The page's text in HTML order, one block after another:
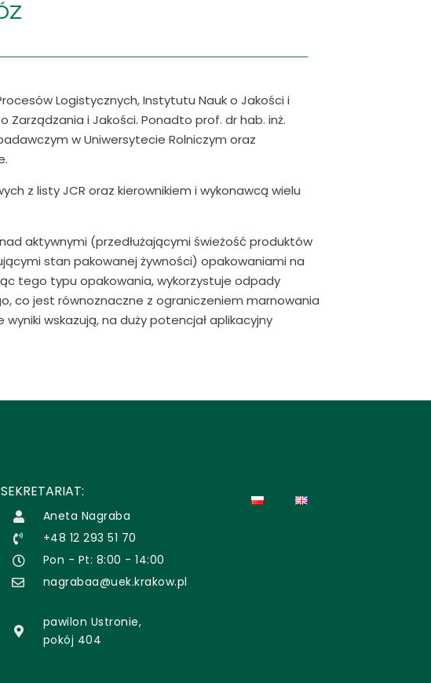
Logistycznych, Instytutu Nauk o Jakości i
Zarządzania i Jakości. Ponadto prof. dr hab. inż.
w Uniwersytecie Rolniczym oraz
z listy JCR oraz kierownikiem i wykonawcą wielu
aktywnymi (przedłużającymi świeżość produktów
stan pakowanej żywności) opakowaniami na
tego typu opakowania, wykorzystuje odpady
co jest równoznaczne z ograniczeniem marnowania
wskazują, na duży potencjał aplikacyjny
SEKRETARIAT:
Aneta Nagraba
+48 12 293 51 70
Pon - Pt: 8:00 - 14:00
nagrabaa@uek.krakow.pl
pawilon Ustronie,
pokój 404